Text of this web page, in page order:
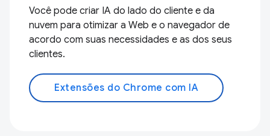
Você pode criar IA do lado do cliente e da
nuvem para otimizar a Web e o navegador de
acordo com suas necessidades e as dos seus
clientes.
Extensões do Chrome com IA